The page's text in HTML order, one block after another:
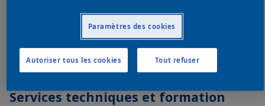
Services techniques et formation
Paramètres des cookies
Tout refuser
Autoriser tous les cookies